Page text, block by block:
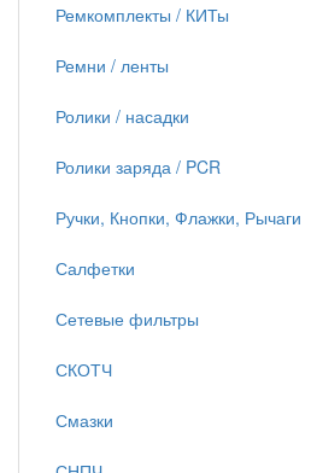
Ремкомплекты / КИТы
Ремни / ленты
Ролики / насадки
Ролики заряда / PCR
Ручки, Кнопки, Флажки, Рычаги
Салфетки
Сетевые фильтры
СКОТЧ
Смазки